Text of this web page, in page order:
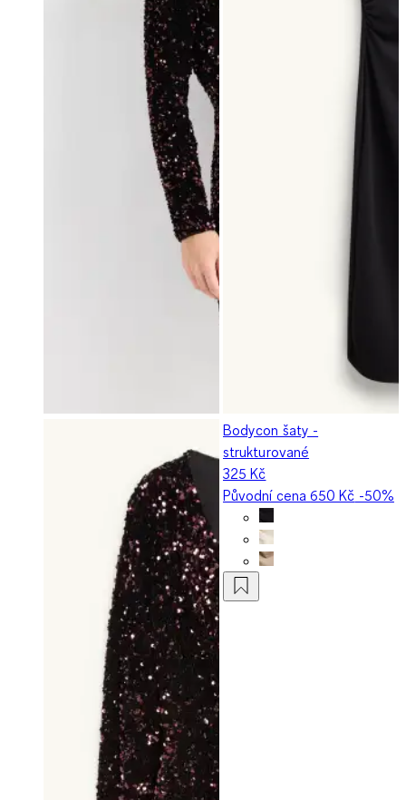
Bodycon šaty -
strukturované
325 Kč
Původní cena650 Kč -50%